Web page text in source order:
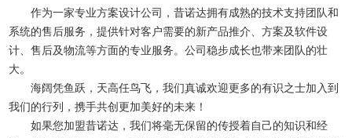
作为一家专业方案设计公司，昔诺达拥有成熟的技术支持团队和
系统的售后服务，提供针对客户需要的新产品推介、方案及软件设
计、售后及物流等方面的专业服务。公司稳步成长也带来团队的壮
大。
海阔凭鱼跃，天高任鸟飞，我们真诚欢迎更多的有识之士加入到
我们的行列，携手共创更加美好的未来！
如果您加盟昔诺达，我们将毫无保留的传授着自己的知识和经